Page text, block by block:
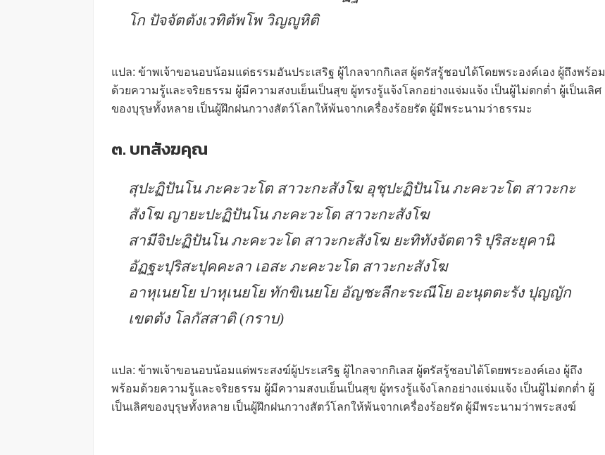
โก ปัจจัตตังเวทิตัพโพ วิญญูหิติ
แปล: ข้าพเจ้าขอนอบน้อมแด่ธรรมอันประเสริฐ ผู้ไกลจากกิเลส ผู้ตรัสรู้ชอบได้โดยพระองค์เอง ผู้ถึงพร้อม
ด้วยความรู้และจริยธรรม ผู้มีความสงบเย็นเป็นสุข ผู้ทรงรู้แจ้งโลกอย่างแจ่มแจ้ง เป็นผู้ไม่ตกต่ำ ผู้เป็นเลิศ
ของบุรุษทั้งหลาย เป็นผู้ฝึกฝนกวางสัตว์โลกให้พ้นจากเครื่องร้อยรัด ผู้มีพระนามว่าธรรมะ
๓. บทสังฆคุณ
สุปะฏิปันโน ภะคะวะโต สาวะกะสังโฆ อุชุปะฏิปันโน ภะคะวะโต สาวะกะ
สังโฆ ญายะปะฏิปันโน ภะคะวะโต สาวะกะสังโฆ
สามีจิปะฏิปันโน ภะคะวะโต สาวะกะสังโฆ ยะทิทังจัตตาริ ปุริสะยุคานิ
อัฏฐะปุริสะปุคคะลา เอสะ ภะคะวะโต สาวะกะสังโฆ
อาหุเนยโย ปาหุเนยโย ทักขิเนยโย อัญชะลีกะระณีโย อะนุตตะรัง ปุญญัก
เขตตัง โลกัสสาติ (กราบ)
แปล: ข้าพเจ้าขอนอบน้อมแด่พระสงฆ์ผู้ประเสริฐ ผู้ไกลจากกิเลส ผู้ตรัสรู้ชอบได้โดยพระองค์เอง ผู้ถึง
พร้อมด้วยความรู้และจริยธรรม ผู้มีความสงบเย็นเป็นสุข ผู้ทรงรู้แจ้งโลกอย่างแจ่มแจ้ง เป็นผู้ไม่ตกต่ำ ผู้
เป็นเลิศของบุรุษทั้งหลาย เป็นผู้ฝึกฝนกวางสัตว์โลกให้พ้นจากเครื่องร้อยรัด ผู้มีพระนามว่าพระสงฆ์